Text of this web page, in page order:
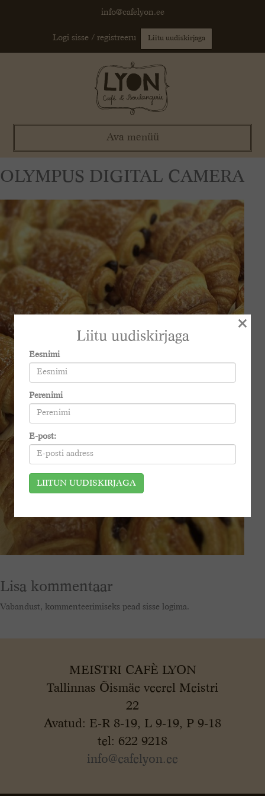
info@cafelyon.ee
Logi sisse / registreeru Liitu uudiskirjaga
Ava menüü
OLYMPUS DIGITAL CAMERA
Lisa kommentaar
Vabandust, kommenteerimiseks pead sisse logima.
MEISTRI CAFÈ LYON
Tallinnas Õismäe veerel Meistri
22
Avatud: E-R 8-19, L 9-19, P 9-18
tel: 622 9218
info@cafelyon.ee
Liitu uudiskirjaga
Eesnimi
Perenimi
E-post:
×